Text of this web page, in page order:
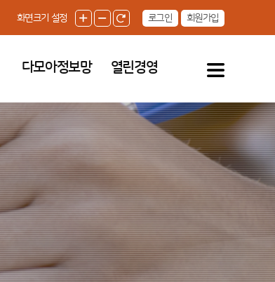
화면크기 설정 로그인 회원가입
다모아정보망 열린경영